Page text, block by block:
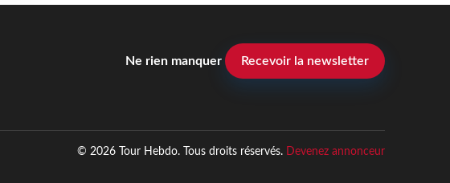
Ne rien manquer Recevoir la newsletter
© 2026 Tour Hebdo. Tous droits réservés. Devenez annonceur